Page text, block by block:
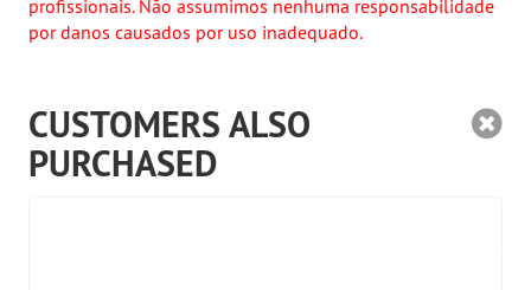
profissionais. Não assumimos nenhuma responsabilidade
por danos causados por uso inadequado.
CUSTOMERS ALSO
PURCHASED